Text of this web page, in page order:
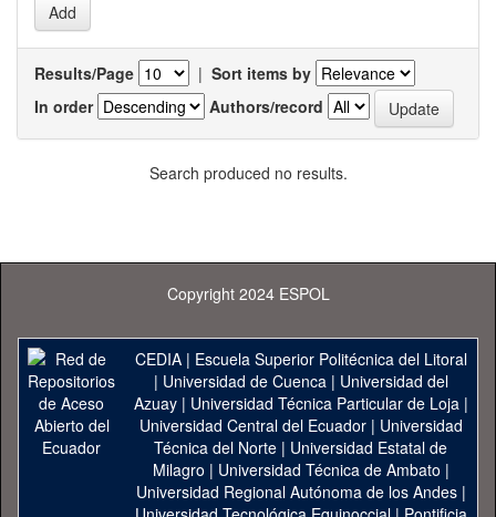
Results/Page | Sort items by
In order
Authors/record
Search produced no results.
Copyright 2024 ESPOL
CEDIA| Escuela Superior Politécnica del Litoral
| Universidad de Cuenca| Universidad del
Azuay| Universidad Técnica Particular de Loja|
Universidad Central del Ecuador| Universidad
Técnica del Norte | Universidad Estatal de
Milagro | Universidad Técnica de Ambato |
Universidad Regional Autónoma de los Andes|